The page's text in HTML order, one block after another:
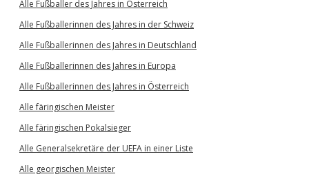
Alle Fußballer des Jahres in Österreich
Alle Fußballerinnen des Jahres in der Schweiz
Alle Fußballerinnen des Jahres in Deutschland
Alle Fußballerinnen des Jahres in Europa
Alle Fußballerinnen des Jahres in Österreich
Alle färingischen Meister
Alle färingischen Pokalsieger
Alle Generalsekretäre der UEFA in einer Liste
Alle georgischen Meister